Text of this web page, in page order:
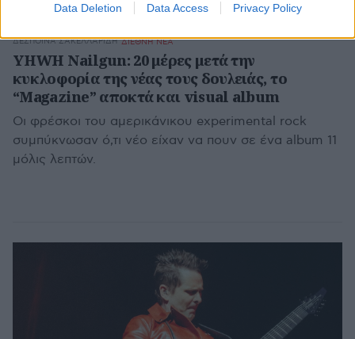
Data Deletion Data Access Privacy Policy
ΔΈΣΠΟΙΝΑ ΣΑΚΕΛΛΑΡΊΔΗ ΔΙΕΘΝΗ ΝΕΑ
YHWH Nailgun: 20 μέρες μετά την
κυκλοφορία της νέας τους δουλειάς, το
“Magazine” αποκτά και visual album
Οι φρέσκοι του αμερικάνικου experimental rock
συμπύκνωσαν ό,τι νέο είχαν να πουν σε ένα album 11
μόλις λεπτών.